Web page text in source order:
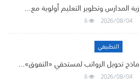
المدارس وتطوير التعليم أولوية مع…
2026/08/04
6
التطبيقي
تحويل الرواتب لمستحقي «التفوق»…
2026/08/04
6